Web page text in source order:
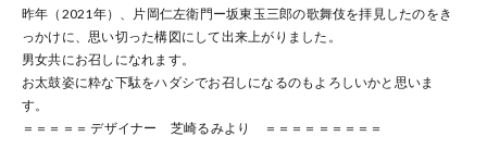
昨年（2021年）、片岡仁左衛門ー坂東玉三郎の歌舞伎を拝見したのをき
っかけに、思い切った構図にして出来上がりました。
男女共にお召しになれます。
お太鼓姿に粋な下駄をハダシでお召しになるのもよろしいかと思いま
す。
＝＝＝＝＝ デザイナー 芝崎るみより ＝＝＝＝＝＝＝＝＝